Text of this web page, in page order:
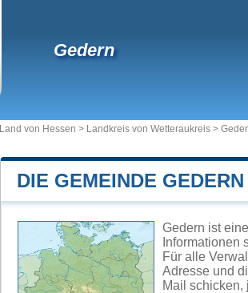
Gedern
Land von Hessen > Landkreis von Wetteraukreis >
DIE GEMEINDE GEDERN
Gedern ist
Informationen
Für alle
Adresse und
Mail schicken,